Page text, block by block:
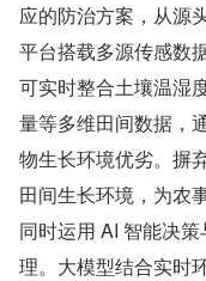
应的防治方案，从源
平台搭载多源传感数
可实时整合土壤温湿
量等多维田间数据，
物生长环境优劣。摒
田间生长环境，为农
同时运用 AI 智能决
理。大模型结合实时